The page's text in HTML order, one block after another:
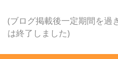
(ブログ掲載後一定期間を過
は終了しました)